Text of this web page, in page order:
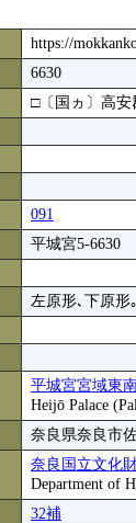
https://
6630
□〔国ヵ〕高安
091
平城宮5-6630
左原形､下原形｡
平城宮宮域東
Heijō Palace
奈良県奈良市佐
奈良国立文化
Department of
32補